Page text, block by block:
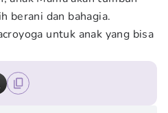
berani dan bahagia.
untuk anak yang bisa